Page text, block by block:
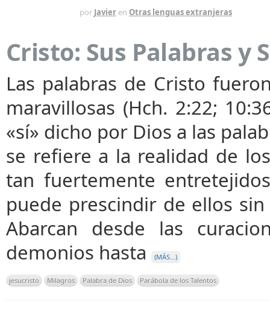
por Javier en Otras lenguas extranjeras
Cristo: Sus Palabras y
Las palabras de Cristo
maravillosas (Hch. 2:22;
«sí» dicho por Dios a las
se refiere a la realidad de
tan fuertemente
puede prescindir de ellos
Abarcan desde las
demonios hasta
(MÁS…)
jesucristo Milagros Palabra de Dios Parábola de los Talentos